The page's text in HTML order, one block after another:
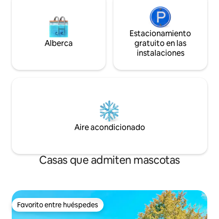
Alberca
Estacionamiento
gratuito en las
instalaciones
Aire acondicionado
Casas que admiten mascotas
Favorito entre huéspedes
Favorito entre huéspedes